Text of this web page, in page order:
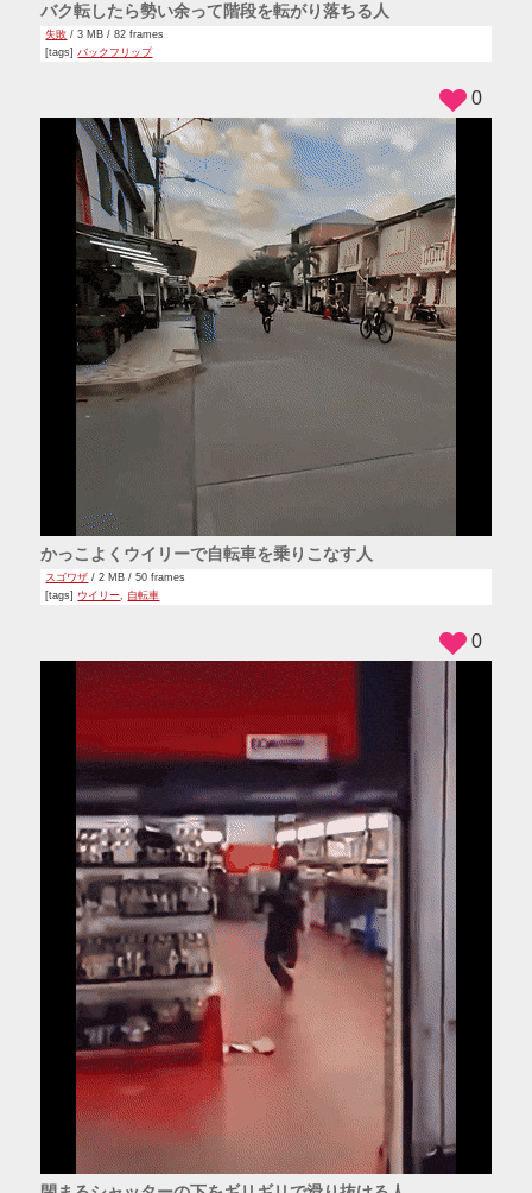
バク転したら勢い余って階段を転がり落ちる人
失敗 / 3 MB / 82 frames
[tags] バックフリップ
かっこよくウイリーで自転車を乗りこなす人
スゴワザ / 2 MB / 50 frames
[tags] ウイリー 自転車
0
0